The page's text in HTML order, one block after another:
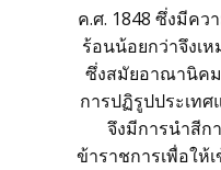
ค.ศ. 1848 ซึ่งมีคว
ร้อนน้อยกว่าจึงเ
ซึ่งสมัยอาณานิค
การปฏิรูปประเท
จึงมีการนำสีก
ข้าราชการเพื่อให้